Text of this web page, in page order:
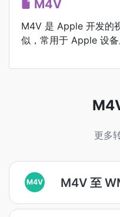
M4V
M4V 是 Apple 开发的
似，常用于 Apple 设备
更多
M4V M4V 至